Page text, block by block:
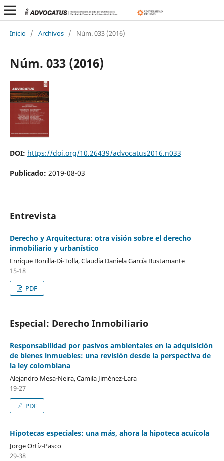
Inicio / Archivos / Núm. 033 (2016)
Núm. 033 (2016)
DOI: https://doi.org/10.26439/advocatus2016.n033
Publicado: 2019-08-03
Entrevista
Derecho y Arquitectura: otra visión sobre el derecho
inmobiliario y urbanístico
Enrique Bonilla-Di-Tolla, Claudia Daniela García Bustamante
15-18
PDF
Especial: Derecho Inmobiliario
Responsabilidad por pasivos ambientales en la adquisición
de bienes inmuebles: una revisión desde la perspectiva de
la ley colombiana
Alejandro Mesa-Neira, Camila Jiménez-Lara
19-27
PDF
Hipotecas especiales: una más, ahora la hipoteca acuícola
Jorge Ortíz-Pasco
29-38